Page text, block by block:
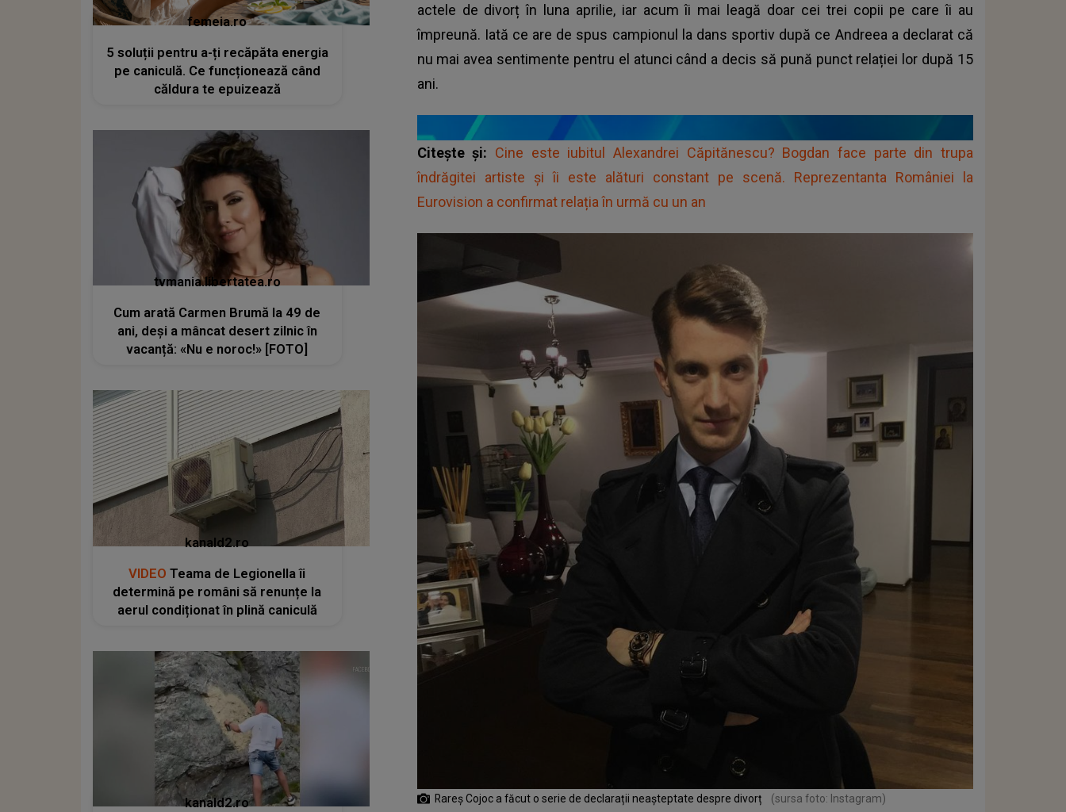
actele de divorț în luna aprilie, iar acum îi mai leagă doar cei trei copii pe care îi au
împreună. Iată ce are de spus campionul la dans sportiv după ce Andreea a declarat că
nu mai avea sentimente pentru el atunci când a decis să pună punct relației lor după 15
ani.
Citește și: Cine este iubitul Alexandrei Căpitănescu? Bogdan face parte din trupa
îndrăgitei artiste și îi este alături constant pe scenă. Reprezentanta României la
Eurovision a confirmat relația în urmă cu un an
Rareș Cojoc a făcut o serie de declarații neașteptate despre divorț (sursa foto: Instagram)
femeia.ro
5 soluții pentru a-ți recăpăta energia
pe caniculă. Ce funcționează când
căldura te epuizează
tvmania.libertatea.ro
Cum arată Carmen Brumă la 49 de
ani, deși a mâncat desert zilnic în
vacanță: «Nu e noroc!» [FOTO]
kanald2.ro
VIDEO Teama de Legionella îi
determină pe români să renunțe la
aerul condiționat în plină caniculă
kanald2.ro